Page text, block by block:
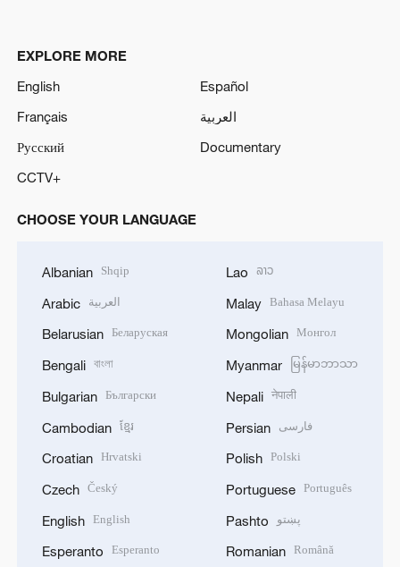
EXPLORE MORE
English
Español
Français
العربية
Русский
Documentary
CCTV+
CHOOSE YOUR LANGUAGE
Albanian Shqip
Arabic العربية
Belarusian Беларуская
Bengali বাংলা
Bulgarian Български
Cambodian ខ្មែរ
Croatian Hrvatski
Czech Český
English English
Esperanto Esperanto
Lao ລາວ
Malay Bahasa Melayu
Mongolian Монгол
Myanmar မြန်မာဘာသာ
Nepali नेपाली
Persian فارسی
Polish Polski
Portuguese Português
Pashto پښتو
Romanian Română